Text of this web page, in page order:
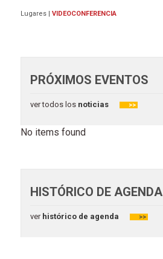
Lugares | VIDEOCONFERENCIA
PRÓXIMOS EVENTOS
ver todos losnoticias >>
No items found
HISTÓRICO DE AGENDA
verhistórico de agenda >>